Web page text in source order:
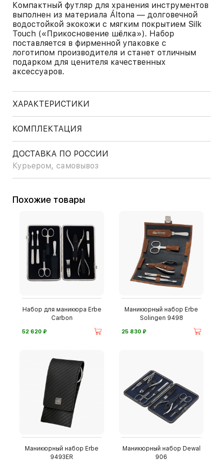
Компактный футляр для хранения инструментов
выполнен из материала Áltona — долговечной
водостойкой экокожи с мягким покрытием Silk
Touch («Прикосновение шёлка»). Набор
поставляется в фирменной упаковке с
логотипом производителя и станет отличным
подарком для ценителя качественных
аксессуаров.
ХАРАКТЕРИСТИКИ
КОМПЛЕКТАЦИЯ
ДОСТАВКА ПО РОССИИ
Курьером, самовывоз
Похожие товары
Набор для маникюра Erbe
Carbon
52 620 ⃏
Маникюрный набор Erbe
Solingen 9498
25 830 ⃏
Маникюрный набор Erbe
9493ER
Маникюрный набор Dewal
906